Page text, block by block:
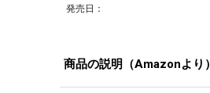
発売日：
商品の説明（Amazonより）